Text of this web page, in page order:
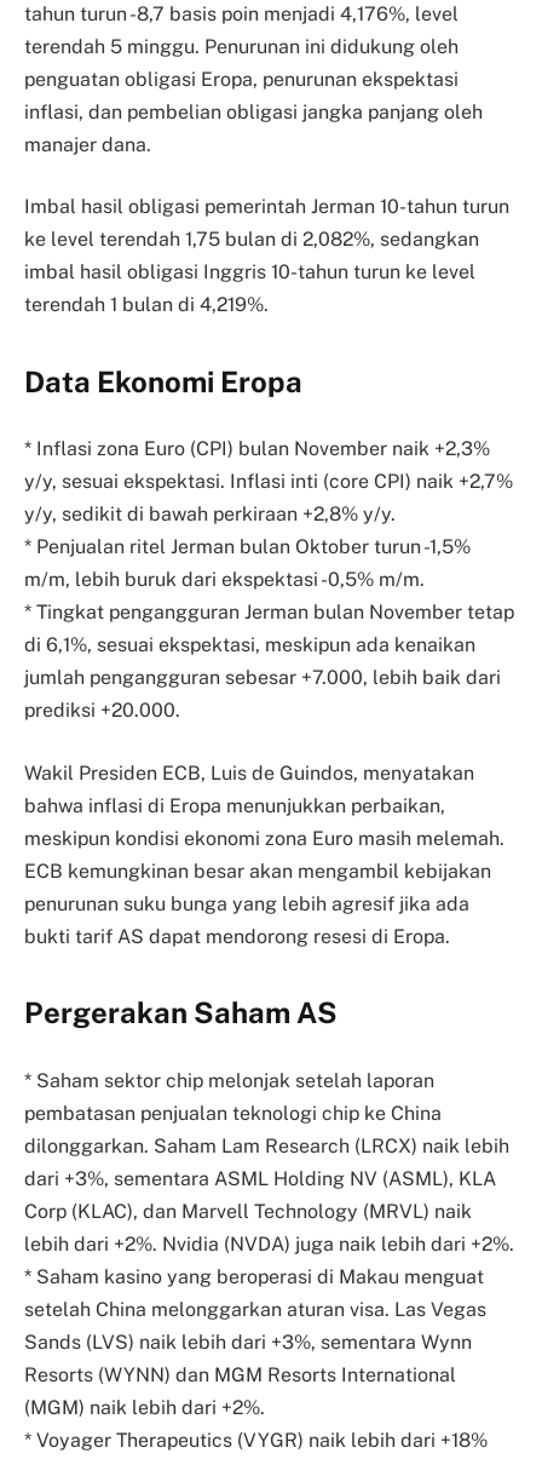
tahun turun -8,7 basis poin menjadi 4,176%, level
terendah 5 minggu. Penurunan ini didukung oleh
penguatan obligasi Eropa, penurunan ekspektasi
inflasi, dan pembelian obligasi jangka panjang oleh
manajer dana.
Imbal hasil obligasi pemerintah Jerman 10-tahun turun
ke level terendah 1,75 bulan di 2,082%, sedangkan
imbal hasil obligasi Inggris 10-tahun turun ke level
terendah 1 bulan di 4,219%.
Data Ekonomi Eropa
* Inflasi zona Euro (CPI) bulan November naik +2,3%
y/y, sesuai ekspektasi. Inflasi inti (core CPI) naik +2,7%
y/y, sedikit di bawah perkiraan +2,8% y/y.
* Penjualan ritel Jerman bulan Oktober turun -1,5%
m/m, lebih buruk dari ekspektasi -0,5% m/m.
* Tingkat pengangguran Jerman bulan November tetap
di 6,1%, sesuai ekspektasi, meskipun ada kenaikan
jumlah pengangguran sebesar +7.000, lebih baik dari
prediksi +20.000.
Wakil Presiden ECB, Luis de Guindos, menyatakan
bahwa inflasi di Eropa menunjukkan perbaikan,
meskipun kondisi ekonomi zona Euro masih melemah.
ECB kemungkinan besar akan mengambil kebijakan
penurunan suku bunga yang lebih agresif jika ada
bukti tarif AS dapat mendorong resesi di Eropa.
Pergerakan Saham AS
* Saham sektor chip melonjak setelah laporan
pembatasan penjualan teknologi chip ke China
dilonggarkan. Saham Lam Research (LRCX) naik lebih
dari +3%, sementara ASML Holding NV (ASML), KLA
Corp (KLAC), dan Marvell Technology (MRVL) naik
lebih dari +2%. Nvidia (NVDA) juga naik lebih dari +2%.
* Saham kasino yang beroperasi di Makau menguat
setelah China melonggarkan aturan visa. Las Vegas
Sands (LVS) naik lebih dari +3%, sementara Wynn
Resorts (WYNN) dan MGM Resorts International
(MGM) naik lebih dari +2%.
* Voyager Therapeutics (VYGR) naik lebih dari +18%